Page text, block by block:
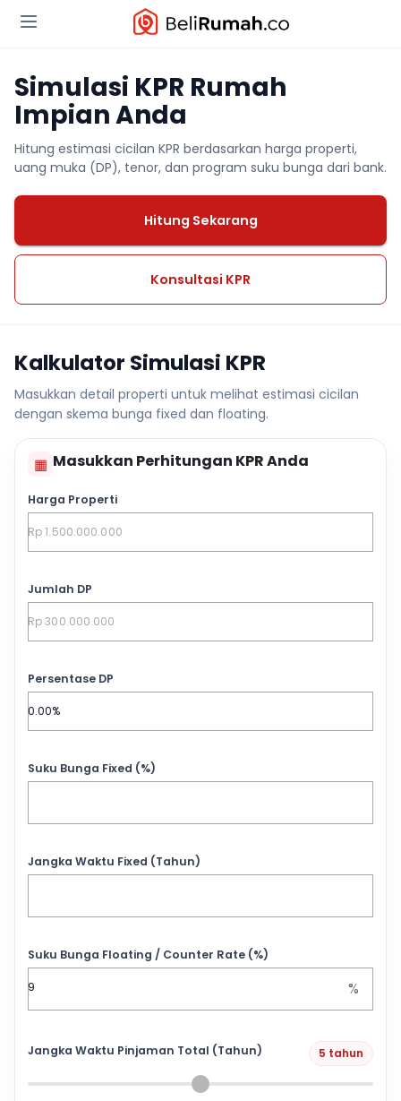
Simulasi KPR Rumah
Impian Anda
Hitung estimasi cicilan KPR berdasarkan harga properti,
uang muka (DP), tenor, dan program suku bunga dari bank.
Hitung Sekarang
Konsultasi KPR
Kalkulator Simulasi KPR
Masukkan detail properti untuk melihat estimasi cicilan
dengan skema bunga fixed dan floating.
▦ Masukkan Perhitungan KPR Anda
Harga Properti
Jumlah DP
Persentase DP
Suku Bunga Fixed (%)
Jangka Waktu Fixed (Tahun)
Suku Bunga Floating / Counter Rate (%)
%
Jangka Waktu Pinjaman Total (Tahun) 5 tahun